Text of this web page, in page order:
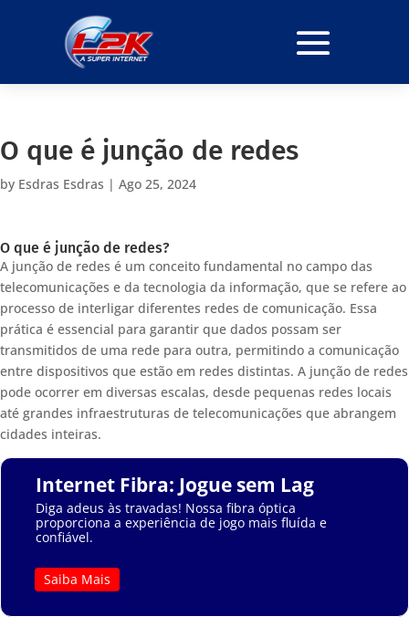
O que é junção de redes
by Esdras Esdras | Ago 25, 2024
O que é junção de redes?
A junção de redes é um conceito fundamental no campo das
telecomunicações e da tecnologia da informação, que se refere ao
processo de interligar diferentes redes de comunicação. Essa
prática é essencial para garantir que dados possam ser
transmitidos de uma rede para outra, permitindo a comunicação
entre dispositivos que estão em redes distintas. A junção de redes
pode ocorrer em diversas escalas, desde pequenas redes locais
até grandes infraestruturas de telecomunicações que abrangem
cidades inteiras.
Internet Fibra: Jogue sem Lag
Diga adeus às travadas! Nossa fibra óptica
proporciona a experiência de jogo mais fluída e
confiável.
Saiba Mais